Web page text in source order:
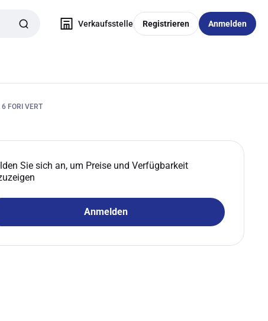
Verkaufsstelle Registrieren Anmelden
FORI VERT
Sie sich an, um Preise und Verfügbarkeit
Anmelden